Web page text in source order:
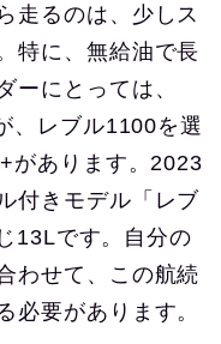
走るのは、少しス
特に、無給油で長
ーにとっては、
、レブル1100を選
があります。2023
付きモデル「レブ
13Lです。自分の
わせて、この航続
必要があります。